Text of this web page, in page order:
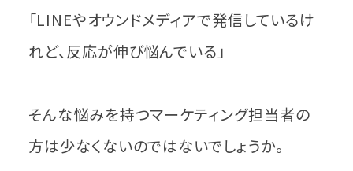
「LINEやオウンドメディアで発信しているけ
れど、反応が伸び悩んでいる」
そんな悩みを持つマーケティング担当者の
方は少なくないのではないでしょうか。